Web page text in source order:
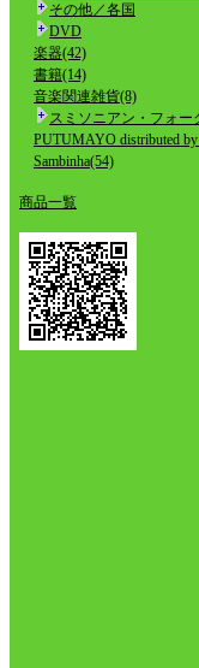
その他／各国
DVD
楽器(42)
書籍(14)
音楽関連雑貨(8)
スミソニアン・フォー
PUTUMAYO distributed
Sambinha(54)
商品一覧